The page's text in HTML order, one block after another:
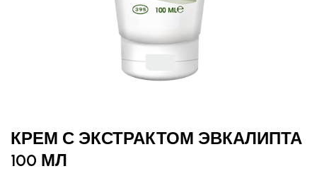
КРЕМ С ЭКСТРАКТОМ ЭВКАЛИПТА
100 МЛ